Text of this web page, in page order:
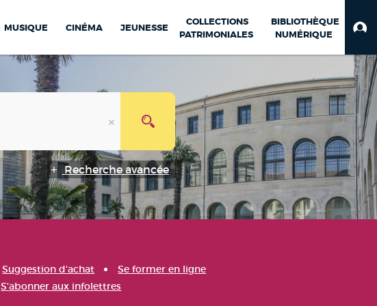
MUSIQUE CINÉMA JEUNESSE
COLLECTIONS
PATRIMONIALES
BIBLIOTHÈQUE
NUMÉRIQUE
Recherche avancée
Suggestion d'achat
Se former en ligne
S'abonner aux infolettres